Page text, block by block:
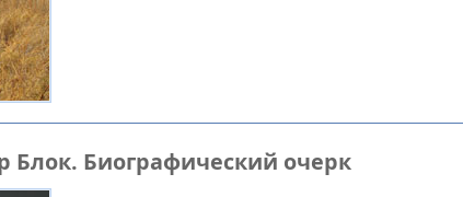
Блок. Биографический очерк